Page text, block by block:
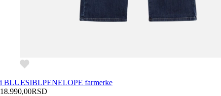
i BLUESIBLPENELOPE farmerke
18.990,00RSD